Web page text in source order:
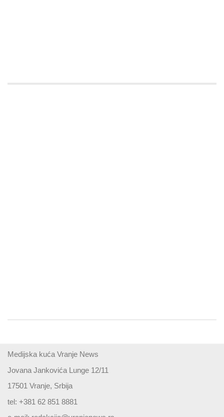
Medijska kuća Vranje News
Jovana Jankovića Lunge 12/11
17501 Vranje, Srbija
tel: +381 62 851 8881